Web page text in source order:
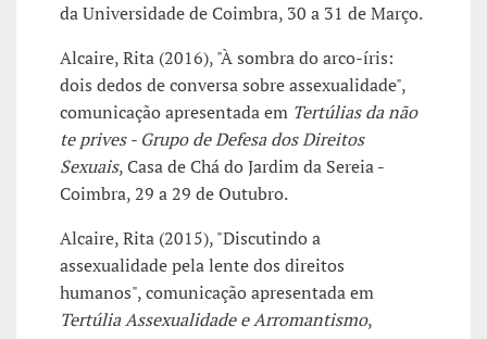
da Universidade de Coimbra, 30 a 31 de Março.
Alcaire, Rita (2016), "À sombra do arco-íris:
dois dedos de conversa sobre assexualidade",
comunicação apresentada em Tertúlias da não
te prives - Grupo de Defesa dos Direitos
Sexuais, Casa de Chá do Jardim da Sereia -
Coimbra, 29 a 29 de Outubro.
Alcaire, Rita (2015), "Discutindo a
assexualidade pela lente dos direitos
humanos", comunicação apresentada em
Tertúlia Assexualidade e Arromantismo,